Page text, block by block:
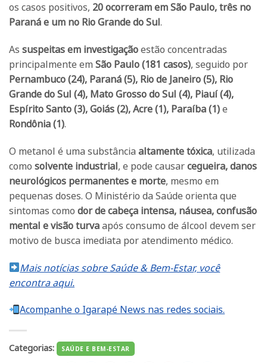
os casos positivos, 20 ocorreram em São Paulo, três no
Paraná e um no Rio Grande do Sul.
As suspeitas em investigaçãoestão concentradas
principalmente em São Paulo (181 casos), seguido por
Pernambuco (24), Paraná (5), Rio de Janeiro (5), Rio
Grande do Sul (4), Mato Grosso do Sul (4), Piauí (4),
Espírito Santo (3), Goiás (2), Acre (1), Paraíba (1)e
Rondônia (1).
O metanol é uma substância altamente tóxica, utilizada
como solvente industrial, e pode causarcegueira, danos
neurológicos permanentes e morte, mesmo em
pequenas doses. O Ministério da Saúde orienta que
sintomas como dor de cabeça intensa, náusea, confusão
mental e visão turvaapós consumo de álcool devem ser
motivo de busca imediata por atendimento médico.
Mais notícias sobre Saúde & Bem-Estar, você
encontra aqui.
Acompanhe o Igarapé News nas redes sociais.
Categorias: SAÚDE E BEM-ESTAR